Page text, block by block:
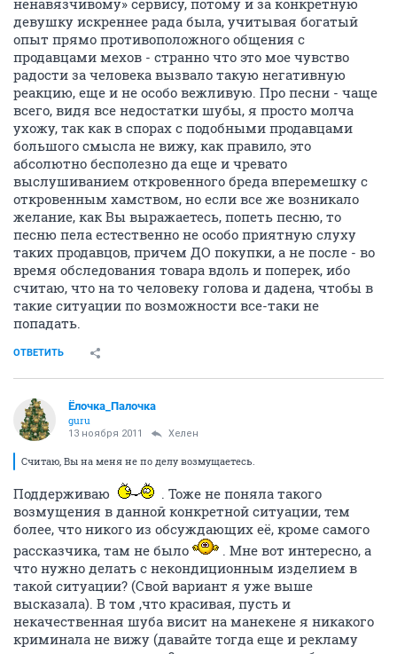
ненавязчивому» сервису, потому и за конкретную
девушку искреннее рада была, учитывая богатый
опыт прямо противоположного общения с
продавцами мехов - странно что это мое чувство
радости за человека вызвало такую негативную
реакцию, еще и не особо вежливую. Про песни - чаще
всего, видя все недостатки шубы, я просто молча
ухожу, так как в спорах с подобными продавцами
большого смысла не вижу, как правило, это
абсолютно бесполезно да еще и чревато
выслушиванием откровенного бреда вперемешку с
откровенным хамством, но если все же возникало
желание, как Вы выражаетесь, попеть песню, то
песню пела естественно не особо приятную слуху
таких продавцов, причем ДО покупки, а не после - во
время обследования товара вдоль и поперек, ибо
считаю, что на то человеку голова и дадена, чтобы в
такие ситуации по возможности все-таки не
попадать.
ОТВЕТИТЬ
Ёлочка_Палочка
guru
13 ноября 2011 Хелен
Считаю, Вы на меня не по делу возмущаетесь.
Поддерживаю
. Тоже не поняла такого
возмущения в данной конкретной ситуации, тем
более, что никого из обсуждающих её, кроме самого
рассказчика, там не было
. Мне вот интересно, а
что нужно делать с некондиционным изделием в
такой ситуации? (Свой вариант я уже выше
высказала). В том ,что красивая, пусть и
некачественная шуба висит на манекене я никакого
криминала не вижу (давайте тогда еще и рекламу